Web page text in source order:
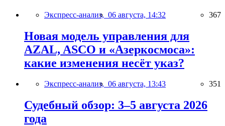
Экспресс-анализ, 06 августа, 14:32 367
Новая модель управления для
AZAL, ASCO и «Азеркосмоса»:
какие изменения несёт указ?
Экспресс-анализ, 06 августа, 13:43 351
Судебный обзор: 3–5 августа 2026
года